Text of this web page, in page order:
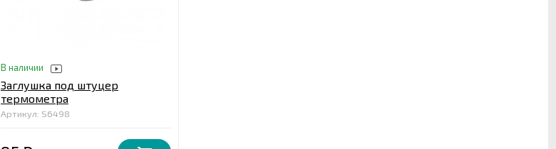
В наличии
Заглушка под штуцер
термометра
Артикул: S6498